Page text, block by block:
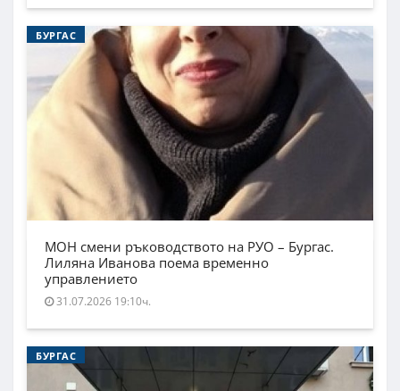
БУРГАС
МОН смени ръководството на РУО – Бургас.
Лиляна Иванова поема временно
управлението
31.07.2026 19:10ч.
БУРГАС